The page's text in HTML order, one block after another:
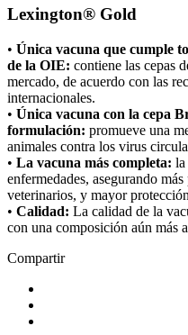
Lexington® Gold
• Única vacuna que cumple
de la OIE: contiene las cepas
mercado, de acuerdo con las
internacionales.
• Única vacuna con la cepa
formulación: promueve una
animales contra los virus
• La vacuna más completa: la
enfermedades, asegurando
veterinarios, y mayor
• Calidad: La calidad de la
con una composición aún más
Compartir